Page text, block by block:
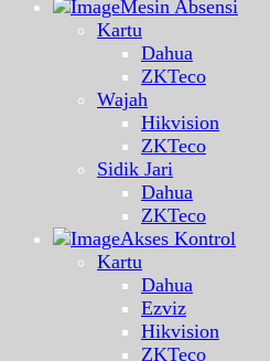
Mesin Absensi
Kartu
Dahua
ZKTeco
Wajah
Hikvision
ZKTeco
Sidik Jari
Dahua
ZKTeco
Akses Kontrol
Kartu
Dahua
Ezviz
Hikvision
ZKTeco